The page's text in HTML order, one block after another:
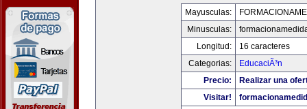
Mayusculas:
Minusculas:
Longitud:
16 caracteres
Categorias:
EducaciÃ³n
Precio:
Realizar una
Visitar!